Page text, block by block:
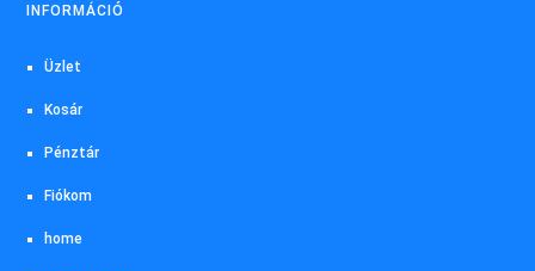
INFORMÁCIÓ
Üzlet
Kosár
Pénztár
Fiókom
home